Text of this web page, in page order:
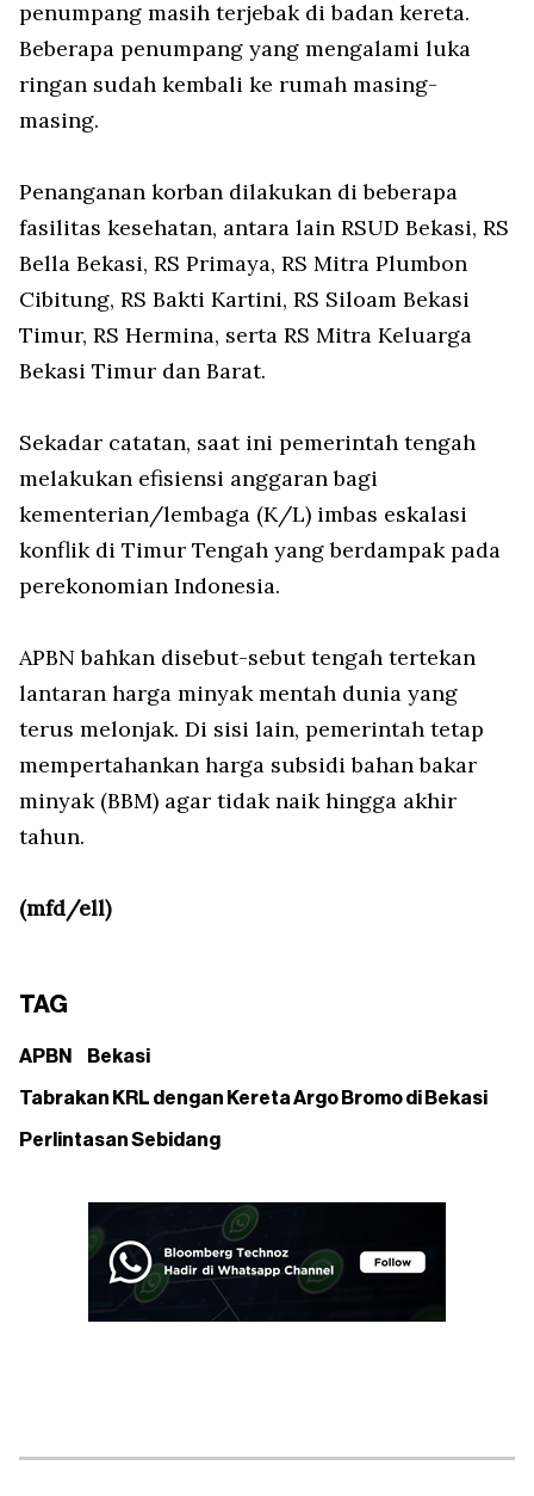
penumpang masih terjebak di badan kereta.
Beberapa penumpang yang mengalami luka
ringan sudah kembali ke rumah masing-
masing.
Penanganan korban dilakukan di beberapa
fasilitas kesehatan, antara lain RSUD Bekasi, RS
Bella Bekasi, RS Primaya, RS Mitra Plumbon
Cibitung, RS Bakti Kartini, RS Siloam Bekasi
Timur, RS Hermina, serta RS Mitra Keluarga
Bekasi Timur dan Barat.
Sekadar catatan, saat ini pemerintah tengah
melakukan efisiensi anggaran bagi
kementerian/lembaga (K/L) imbas eskalasi
konflik di Timur Tengah yang berdampak pada
perekonomian Indonesia.
APBN bahkan disebut-sebut tengah tertekan
lantaran harga minyak mentah dunia yang
terus melonjak. Di sisi lain, pemerintah tetap
mempertahankan harga subsidi bahan bakar
minyak (BBM) agar tidak naik hingga akhir
tahun.
(mfd/ell)
TAG
APBN Bekasi
Tabrakan KRL dengan Kereta Argo Bromo di Bekasi
Perlintasan Sebidang